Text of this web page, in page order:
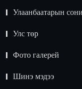
Улаанбаатарын
Улс төр
Фото галерей
Шинэ мэдээ